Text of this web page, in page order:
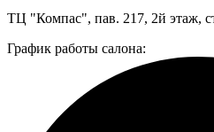
ТЦ "Компас", пав. 217, 2й этаж,
График работы салона: